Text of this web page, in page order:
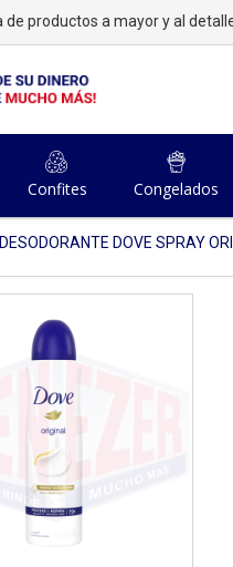
productos a mayor y al
Confites Congelados
DESODORANTE DOVE SPRAY